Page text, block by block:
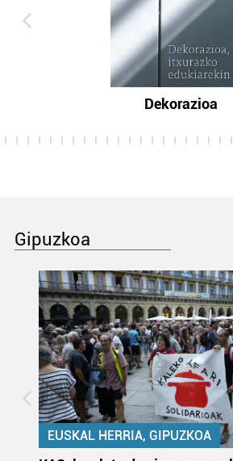
Dekorazioa
Gipuzkoa
EUSKAL HERRIA, GIPUZKOA